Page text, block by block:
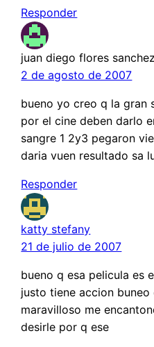
Responder
juan diego flores sanchez
2 de agosto de 2007
bueno yo creo q la gran
por el cine deben darlo
sangre 1 2y3 pegaron
daria vuen resultado sa
Responder
katty stefany
21 de julio de 2007
bueno q esa pelicula es
justo tiene accion
maravilloso me
desirle por q ese